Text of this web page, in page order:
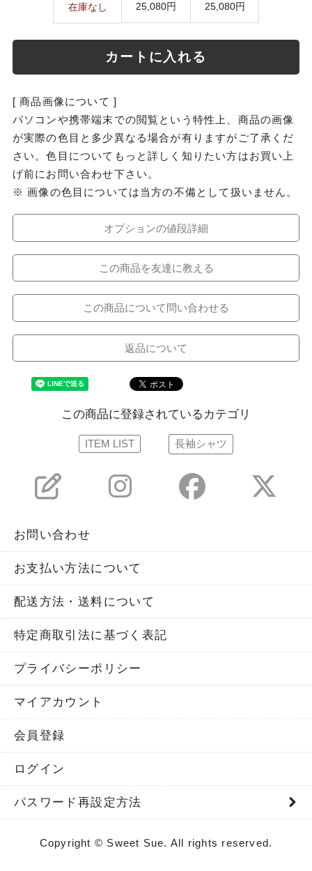
在庫なし
25,080円 25,080円
カートに入れる
[ 商品画像について ]
パソコンや携帯端末での閲覧という特性上、商品の画像
が実際の色目と多少異なる場合が有りますがご了承くだ
さい。色目についてもっと詳しく知りたい方はお買い上
げ前にお問い合わせ下さい。
※ 画像の色目については当方の不備として扱いません。
オプションの値段詳細
この商品を友達に教える
この商品について問い合わせる
返品について
この商品に登録されているカテゴリ
ITEM LIST 長袖シャツ
お問い合わせ
お支払い方法について
配送方法・送料について
特定商取引法に基づく表記
プライバシーポリシー
マイアカウント
会員登録
ログイン
パスワード再設定方法
Copyright © Sweet Sue. All rights reserved.